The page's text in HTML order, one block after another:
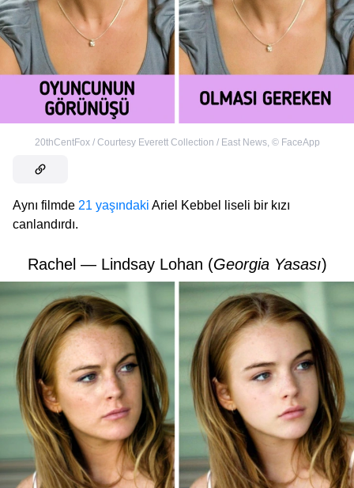
20thCentFox / Courtesy Everett Collection / East News, © FaceApp
Aynı filmde 21 yaşındaki Ariel Kebbel liseli bir kızı
canlandırdı.
Rachel — Lindsay Lohan (Georgia Yasası)